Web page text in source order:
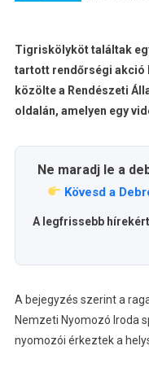
Tigriskölyköt találtak
tartott rendőrségi akció
közölte a Rendészeti
oldalán, amelyen egy
Ne maradj le a
Kövesd a
A legfrissebb
A bejegyzés szerint a
Nemzeti Nyomozó Iroda
nyomozói érkeztek a